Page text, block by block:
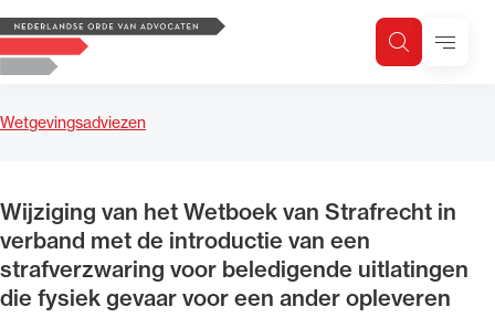
Logo, to the homepage
ZoekenMenu
Wetgevingsadviezen
Wijziging van het Wetboek van Strafrecht in
verband met de introductie van een
strafverzwaring voor beledigende uitlatingen
die fysiek gevaar voor een ander opleveren
Zoeken
Zoek op trefwoord